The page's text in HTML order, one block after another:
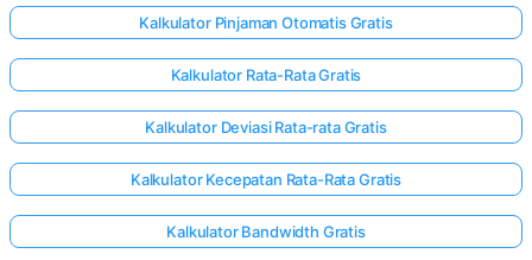
Kalkulator Pinjaman Otomatis Gratis
Kalkulator Rata-Rata Gratis
Kalkulator Deviasi Rata-rata Gratis
Kalkulator Kecepatan Rata-Rata Gratis
Kalkulator Bandwidth Gratis